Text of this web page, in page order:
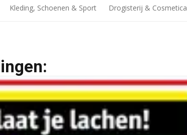
Kleding, Schoenen & Sport Drogisterij & Cosmetica